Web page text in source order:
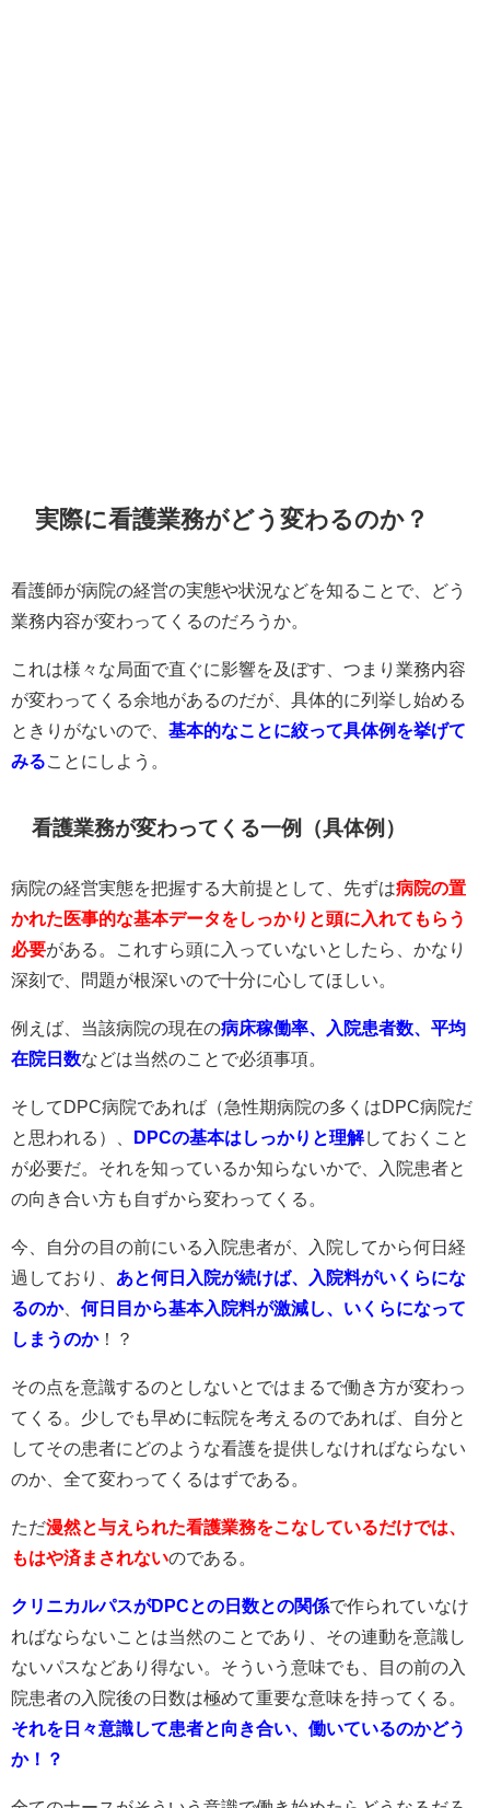
実際に看護業務がどう変わるのか？
看護師が病院の経営の実態や状況などを知ることで、どう
業務内容が変わってくるのだろうか。
これは様々な局面で直ぐに影響を及ぼす、つまり業務内容
が変わってくる余地があるのだが、具体的に列挙し始める
ときりがないので、 基本的なことに絞って具体例を挙げて
みる ことにしよう。
看護業務が変わってくる一例（具体例）
病院の経営実態を把握する大前提として、先ずは病院の置
かれた医事的な基本データをしっかりと頭に入れてもらう
必要がある。これすら頭に入っていないとしたら、かなり
深刻で、問題が根深いので十分に心してほしい。
例えば、当該病院の現在の病床稼働率、入院患者数、平均
在院日数などは当然のことで必須事項。
そしてDPC病院であれば（急性期病院の多くはDPC病院だ
と思われる）、
DPCの基本はしっかりと理解しておくこと
が必要だ。それを知っているか知らないかで、入院患者と
の向き合い方も自ずから変わってくる。
今、自分の目の前にいる入院患者が、入院してから何日経
過しており、 あと何日入院が続けば、入院料がいくらにな
るのか、 何日目から基本入院料が激減し、いくらになって
しまうのか！？
その点を意識するのとしないとではまるで働き方が変わっ
てくる。少しでも早めに転院を考えるのであれば、自分と
してその患者にどのような看護を提供しなければならない
のか、全て変わってくるはずである。
ただ漫然と与えられた看護業務をこなしているだけでは、
もはや済まされないのである。
クリニカルパスがDPCとの日数との関係で作られていなけ
ればならないことは当然のことであり、その連動を意識し
ないパスなどあり得ない。そういう意味でも、目の前の入
院患者の入院後の日数は極めて重要な意味を持ってくる。
それを日々意識して患者と向き合い、働いているのかどう
か！？